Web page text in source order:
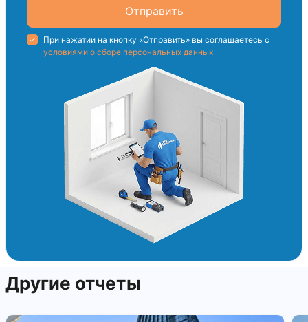
Отправить
При нажатии на кнопку «Отправить» вы соглашаетесь с
условиями о сборе персональных данных
Другие отчеты